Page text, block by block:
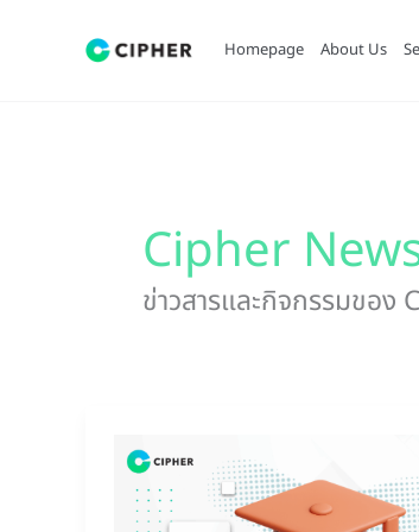
Homepage About Us
Cipher
ข่าวสารและกิจกรรมของ